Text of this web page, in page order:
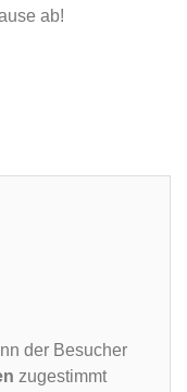
ab!
der Besucher
zugestimmt